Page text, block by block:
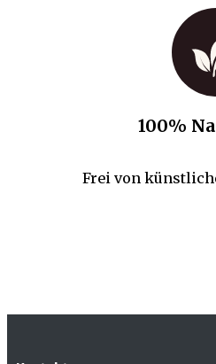
100%
Frei von